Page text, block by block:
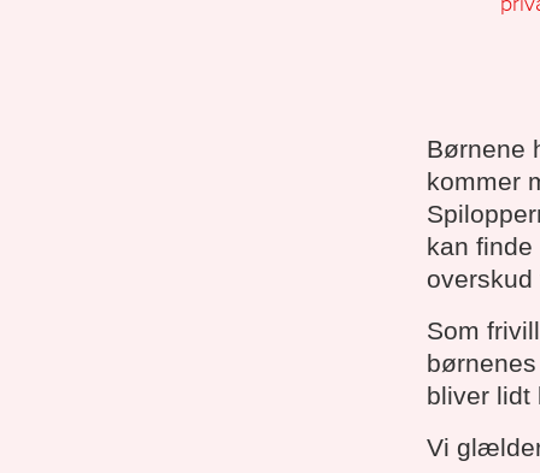
Børnene
kommer
kan
Som
bliver lidt
Vi